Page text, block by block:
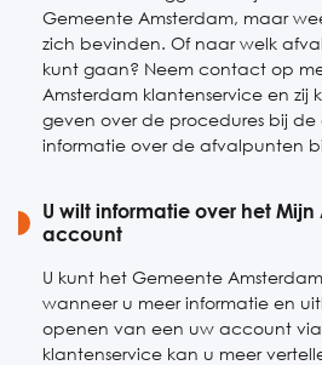
Gemeente Amsterdam, maar
zich bevinden. Of naar welk
kunt gaan? Neem contact op
Amsterdam klantenservice en zij
geven over de procedures bij
informatie over de afvalpunten
U wilt informatie over het
account
U kunt het Gemeente
wanneer u meer informatie en
openen van een uw account via
klantenservice kan u meer